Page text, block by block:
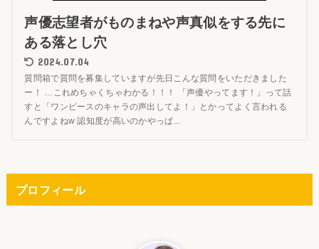
声優志望者がものまねや声真似をする先に
ある落とし穴
2024.07.04
質問箱で質問を募集していますが先日こんな質問をいただきました
ー！ …これめちゃくちゃわかる！！！ 「声優やってます！」って話
すと「ワンピースのキャラの声出してよ！」とかってよく言われる
んですよねw 認知度が高いのかやっぱ...
プロフィール